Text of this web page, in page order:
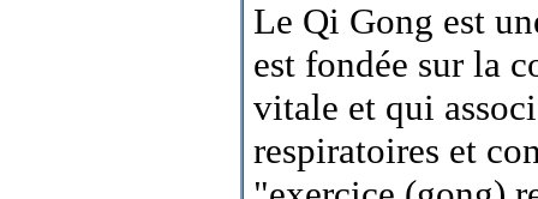
Le Qi Gong est
est fondée sur la
vitale et qui
respiratoires et